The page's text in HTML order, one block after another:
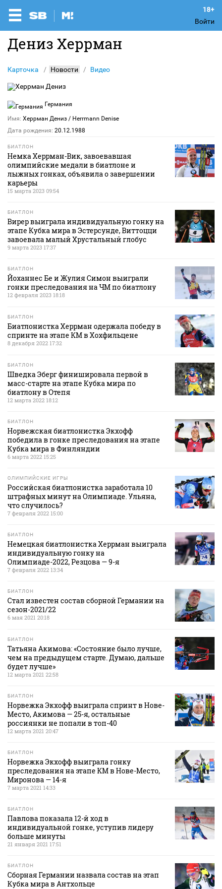
Войти
Дениз Херрман
Карточка Новости Видео
Германия
Имя: Херрман Дениз / Herrmann Denise
Дата рождения: 20.12.1988
БИАТЛОН
Немка Херрман-Вик, завоевавшая
олимпийские медали в биатлоне и
лыжных гонках, объявила о завершении
карьеры
15 марта 2023 09:54
БИАТЛОН
Вирер выиграла индивидуальную гонку на
этапе Кубка мира в Эстерсунде, Виттоцци
завоевала малый Хрустальный глобус
9 марта 2023 17:37
БИАТЛОН
Йоханнес Бе и Жулия Симон выиграли
гонки преследования на ЧМ по биатлону
12 февраля 2023 18:18
БИАТЛОН
Биатлонистка Херрман одержала победу в
спринте на этапе КМ в Хохфильцене
8 декабря 2022 17:32
БИАТЛОН
Шведка Эберг финишировала первой в
масс-старте на этапе Кубка мира по
биатлону в Отепя
12 марта 2022 18:12
БИАТЛОН
Норвежская биатлонистка Экхофф
победила в гонке преследования на этапе
Кубка мира в Финляндии
6 марта 2022 15:25
ОЛИМПИЙСКИЕ ИГРЫ
Российская биатлонистка заработала 10
штрафных минут на Олимпиаде. Ульяна,
что случилось?
7 февраля 2022 15:00
БИАТЛОН
Немецкая биатлонистка Херрман выиграла
индивидуальную гонку на
Олимпиаде-2022, Резцова — 9-я
7 февраля 2022 13:34
БИАТЛОН
Стал известен состав сборной Германии на
сезон-2021/22
6 мая 2021 20:18
БИАТЛОН
Татьяна Акимова: «Состояние было лучше,
чем на предыдущем старте. Думаю, дальше
будет лучше»
12 марта 2021 22:58
БИАТЛОН
Норвежка Экхофф выиграла спринт в Нове-
Место, Акимова — 25-я, остальные
россиянки не попали в топ-40
12 марта 2021 20:47
БИАТЛОН
Норвежка Экхофф выиграла гонку
преследования на этапе КМ в Нове-Место,
Миронова — 14-я
7 марта 2021 14:33
БИАТЛОН
Павлова показала 12-й ход в
индивидуальной гонке, уступив лидеру
больше минуты
21 января 2021 17:51
БИАТЛОН
Сборная Германии назвала состав на этап
Кубка мира в Антхольце